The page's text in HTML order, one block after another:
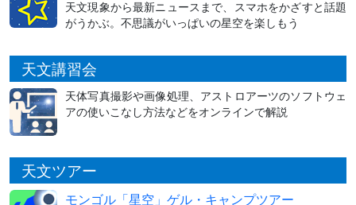
天文現象から最新ニュースまで、スマホをかざすと話題
がうかぶ。不思議がいっぱいの星空を楽しもう
天文講習会
天体写真撮影や画像処理、アストロアーツのソフトウェ
アの使いこなし方法などをオンラインで解説
天文ツアー
モンゴル「星空」ゲル・キャンプツアー